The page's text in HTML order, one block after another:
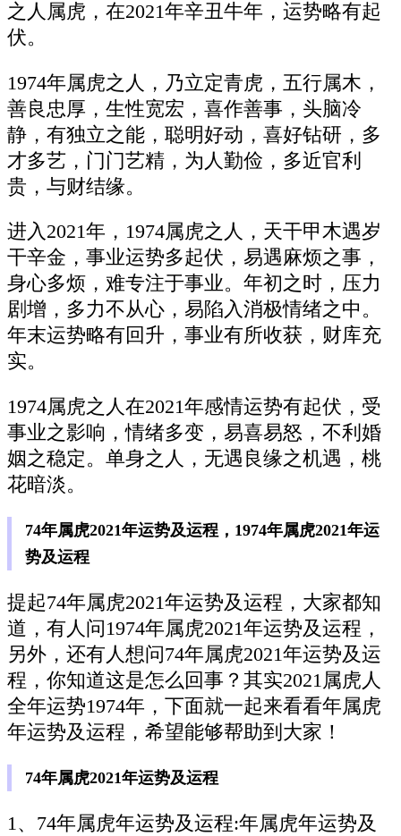
之人属虎，在2021年辛丑牛年，运势略有起
伏。
1974年属虎之人，乃立定青虎，五行属木，
善良忠厚，生性宽宏，喜作善事，头脑冷
静，有独立之能，聪明好动，喜好钻研，多
才多艺，门门艺精，为人勤俭，多近官利
贵，与财结缘。
进入2021年，1974属虎之人，天干甲木遇岁
干辛金，事业运势多起伏，易遇麻烦之事，
身心多烦，难专注于事业。年初之时，压力
剧增，多力不从心，易陷入消极情绪之中。
年末运势略有回升，事业有所收获，财库充
实。
1974属虎之人在2021年感情运势有起伏，受
事业之影响，情绪多变，易喜易怒，不利婚
姻之稳定。单身之人，无遇良缘之机遇，桃
花暗淡。
74年属虎2021年运势及运程，1974年属虎2021年运
势及运程
提起74年属虎2021年运势及运程，大家都知
道，有人问1974年属虎2021年运势及运程，
另外，还有人想问74年属虎2021年运势及运
程，你知道这是怎么回事？其实2021属虎人
全年运势1974年，下面就一起来看看年属虎
年运势及运程，希望能够帮助到大家！
74年属虎2021年运势及运程
1、74年属虎年运势及运程:年属虎年运势及